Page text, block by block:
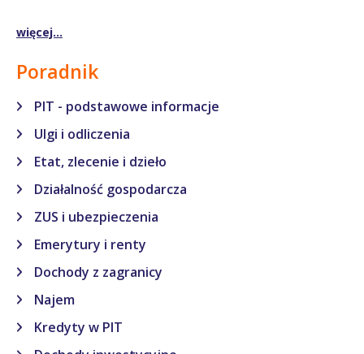
więcej...
Poradnik
PIT - podstawowe informacje
Ulgi i odliczenia
Etat, zlecenie i dzieło
Działalność gospodarcza
ZUS i ubezpieczenia
Emerytury i renty
Dochody z zagranicy
Najem
Kredyty w PIT